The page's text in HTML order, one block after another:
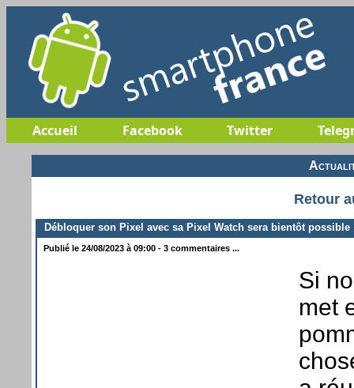
Accueil Facebook Twitter
Retour
Débloquer son Pixel avec sa Pixel Watch sera bientôt possible
Publié le 24/08/2023 à 09:00 - 3 commentaires ...
Si
met